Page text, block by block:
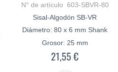
N° de artículo 603-SBVR-80
Sisal-Algodón SB-VR
Diámetro: 80 x 6 mm Shank
Grosor: 25 mm
21,55 €